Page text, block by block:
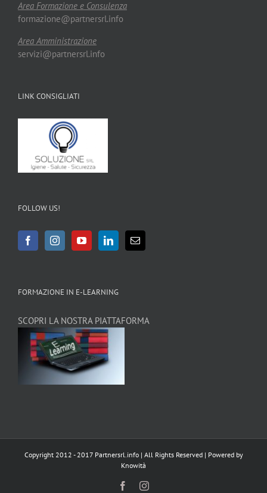
Area Formazione e Consulenza
formazione@partnersrl.info
Area Amministrazione
servizi@partnersrl.info
LINK CONSIGLIATI
FOLLOW US!
FORMAZIONE IN E-LEARNING
SCOPRI LA NOSTRA PIATTAFORMA
Copyright 2012 - 2017 Partnersrl.info | All Rights Reserved | Powered by
Knowità
FacebookInstagram